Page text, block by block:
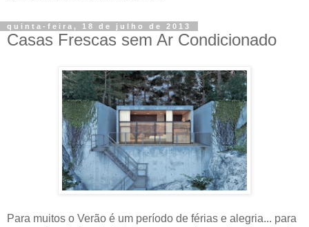
quinta-feira, 18 de julho de 2013
Casas Frescas sem Ar Condicionado
Para muitos o Verão é um período de férias e alegria... para